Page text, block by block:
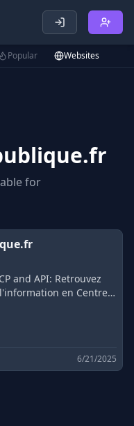
Popular Websites
for
and API: Retrouvez
en Centre -
France et à l'étranger :
économie, loisirs,
6/21/2025